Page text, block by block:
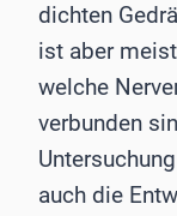
dichten
ist aber
welche
verbunden
auch die